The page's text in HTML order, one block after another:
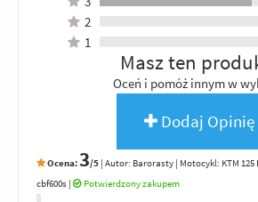
2
1
Masz ten
Oceń i pomóż innym w
Dodaj Opinię
Ocena:3/5 | Autor: Barorasty | Motocykl: KTM 125
cbf600s | Potwierdzony zakupem